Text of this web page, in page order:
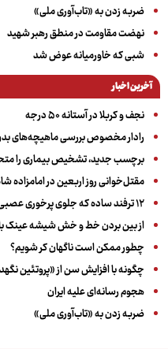
ضربه زدن به «تاب‌آوری ملی»
نهضت مقاومت در منطق رهبر شهید
شبی که خاورمیانه عوض شد
آخرین اخبار
نجف و کربلا در آستانه ۵۰ درجه
رادار مخصوص بررسی ماهیچه‌های
برچسب جدید، تشخیص بیماری را
مقتل‌خوانی روز اربعین در امامزاده
۱۲ ترفند ساده که جلوی پرخوری عصبی و اضافه ‌وزن را می‌گیرد
از بین بردن خط و خش شیشه عینک
چطور ممکن است ناگهان کر شویم؟
چگونه با افزایش سن از «پروتئین
هجوم رسانه‌ای علیه ایران
ضربه زدن به «تاب‌آوری ملی»